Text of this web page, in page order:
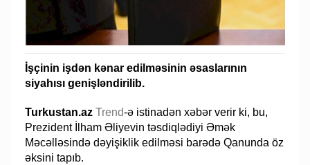
İşçinin işdən kənar edilməsinin əsaslarının
siyahısı genişləndirilib.
Turkustan.azTrend-ə istinadən xəbər verir ki, bu,
Prezident İlham Əliyevin təsdiqlədiyi Əmək
Məcəlləsində dəyişiklik edilməsi barədə Qanunda öz
əksini tapıb.